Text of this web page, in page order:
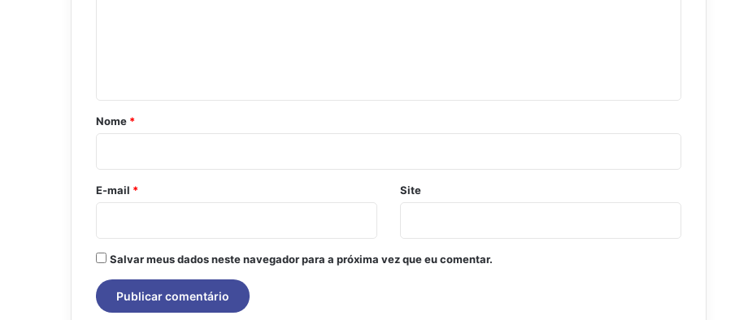
r
o
*
Nome *
E-mail * Site
Salvar meus dados neste navegador para a próxima vez que eu comentar.